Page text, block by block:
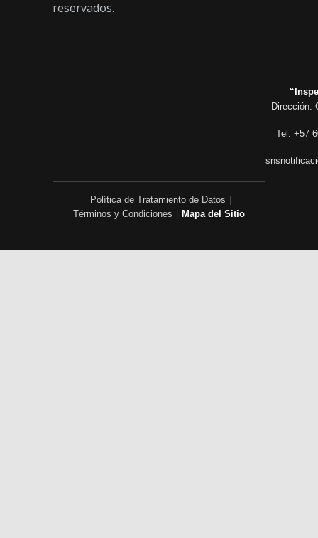
reservados.
Dirección:
Tel: +57
Política de Tratamiento de Datos
Términos y Condiciones
Mapa del Sitio